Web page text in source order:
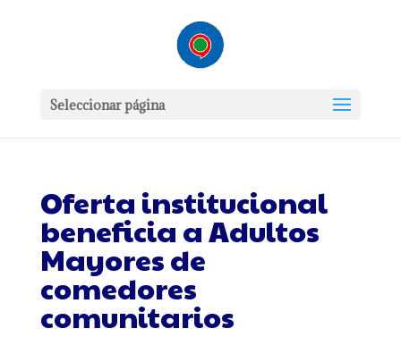
Seleccionar página
Oferta institucional
beneficia a Adultos
Mayores de
comedores
comunitarios